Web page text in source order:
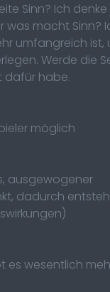
Sinn? Ich
macht Sinn?
umfangreich
Werde die
dafür habe.
möglich
ausgewogener
dadurch
es wesentlich